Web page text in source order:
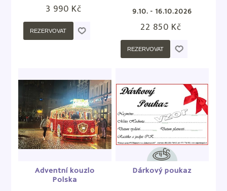
3 990 Kč
REZERVOVAT
9.10. - 16.10.2026
22 850 Kč
REZERVOVAT
Adventní kouzlo
Polska
Dárkový poukaz